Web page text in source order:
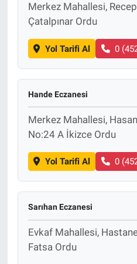
Merkez Mahallesi,
Çatalpınar Ordu
Yol Tarifi Al 0
Hande Eczanesi
Merkez Mahallesi,
No:24 A İkizce Ordu
Yol Tarifi Al 0
Sarıhan Eczanesi
Evkaf Mahallesi,
Fatsa Ordu